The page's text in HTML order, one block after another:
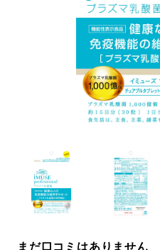
まだ口コミはありません